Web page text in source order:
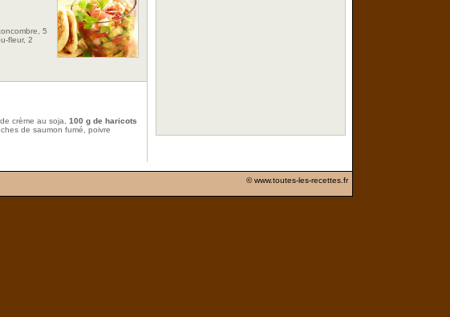
5
fleur, 2
crème au soja, 100 g de haricots
de saumon fumé, poivre
© www.toutes-les-recettes.fr